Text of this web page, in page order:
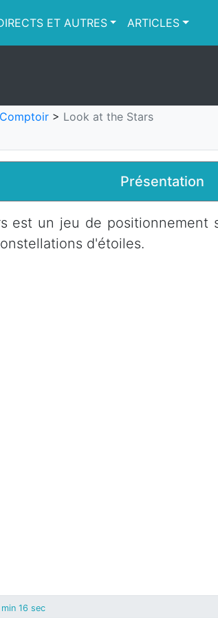
ET AUTRES ARTICLES
> Look at the Stars
Présentation
est un jeu de positionnement
d'étoiles.
16 sec